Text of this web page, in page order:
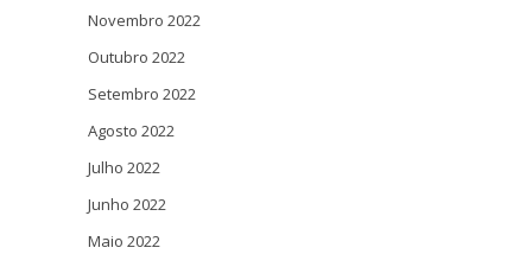
Novembro 2022
Outubro 2022
Setembro 2022
Agosto 2022
Julho 2022
Junho 2022
Maio 2022